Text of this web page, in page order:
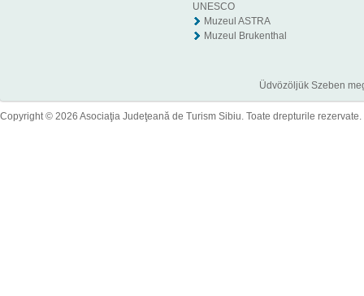
UNESCO
Muzeul ASTRA
Muzeul Brukenthal
Üdvözöljük Szeben
Copyright © 2026 Asociaţia Judeţeană de Turism Sibiu. Toate drepturile rezervate.